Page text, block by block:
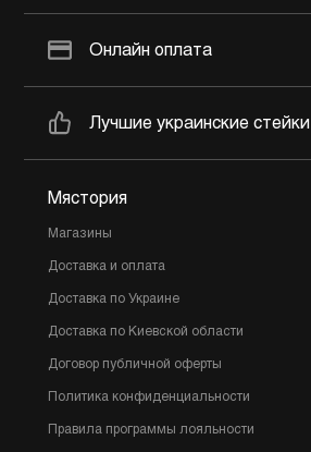
Онлайн оплата
Лучшие украинские стейки
Мястория
Магазины
Доставка и оплата
Доставка по Украине
Доставка по Киевской области
Договор публичной оферты
Политика конфиденциальности
Правила программы лояльности